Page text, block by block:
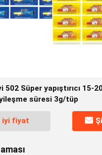
502 Süper yapıştırıcı 15-
süresi 3g/tüp
iyi fiyat